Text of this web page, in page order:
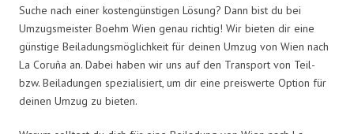
Suche nach einer kostengünstigen Lösung? Dann bist du bei
Umzugsmeister Boehm Wien genau richtig! Wir bieten dir eine
günstige Beiladungsmöglichkeit für deinen Umzug von Wien nach
La Coruña an. Dabei haben wir uns auf den Transport von Teil-
bzw. Beiladungen spezialisiert, um dir eine preiswerte Option für
deinen Umzug zu bieten.